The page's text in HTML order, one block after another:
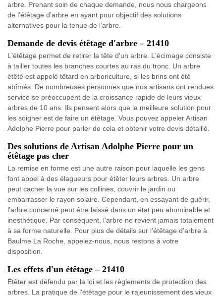
arbre. Prenant soin de chaque demande, nous nous chargeons
de l’étêtage d’arbre en ayant pour objectif des solutions
alternatives pour la tenue de l’arbre.
Demande de devis étêtage d'arbre – 21410
L'étêtage permet de retirer la tête d'un arbre. L'écimage consiste
à tailler toutes les branches courtes au ras du tronc. Un arbre
étêté est appelé têtard en arboriculture, si les brins ont été
abîmés. De nombreuses personnes que nos artisans ont rendues
service se préoccupent de la croissance rapide de leurs vieux
arbres de 10 ans. Ils pensent alors que la meilleure solution pour
les soigner est de faire un étêtage. Vous pouvez appeler Artisan
Adolphe Pierre pour parler de cela et obtenir votre devis détaillé.
Des solutions de Artisan Adolphe Pierre pour un
étêtage pas cher
La remise en forme est une autre raison pour laquelle les gens
font appel à des élagueurs pour étêter leurs arbres. Un arbre
peut cacher la vue sur les collines, couvrir le jardin ou
embarrasser le rayon solaire. Cependant, en essayant de guérir,
l’arbre concerné peut être laissé dans un état peu abominable et
inesthétique. Par conséquent, l'arbre ne revient jamais totalement
à sa forme naturelle. Pour plus de détails sur l’étêtage d’arbre à
Baulme La Roche, appelez-nous, nous restons à votre
disposition.
Les effets d'un étêtage – 21410
Étêter est défendu par la loi et les règlements de protection des
arbres. La pratique de l'étêtage pour le rajeunissement des vieux